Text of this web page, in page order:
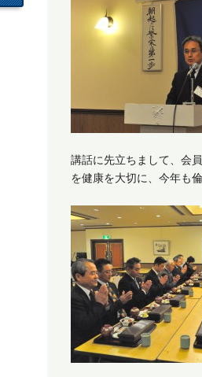
講話に先立ちまして、会
を健康を大切に、今年も